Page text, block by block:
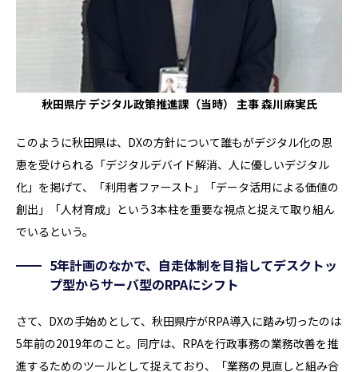
秋田県庁 デジタル政策推進課（当時） 主事 森川麻実氏
このように秋田県は、DXの方針について誰もがデジタル化の恩
恵を受けられる「デジタルデバイド解消、人に優しいデジタル
化」を掲げて、「利用者ファースト」「データ活用による価値の
創出」「人材育成」という3本柱を重要な視点と捉えて取り組ん
でいるという。
5年計画のなかで、自走体制を目指してデスクトッ
プ型からサーバ型のRPAにシフト
さて、DXの手始めとして、秋田県庁がRPA導入に踏み切ったのは
5年前の2019年のこと。同庁は、RPAを行政事務の業務改善を推
進するためのツールとして捉えており、「業務の見直しと組み合